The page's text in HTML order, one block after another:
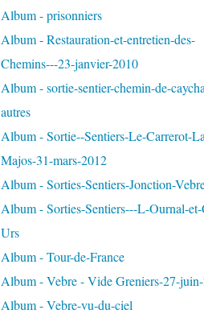
Album - prisonniers
Album - Restauration-et-entretien-des-
Chemins---23-janvier-2010
Album - sortie-sentier-chemin-de-
autres
Album - Sortie--Sentiers-Le-Carrerot-
Majos-31-mars-2012
Album - Sorties-Sentiers-Jonction-
Album - Sorties-Sentiers---L-Ournal-
Urs
Album - Tour-de-France
Album - Vebre - Vide Greniers-27-
Album - Vebre-vu-du-ciel